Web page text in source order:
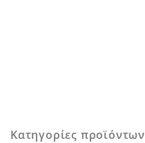
Κατηγορίες προϊόντων